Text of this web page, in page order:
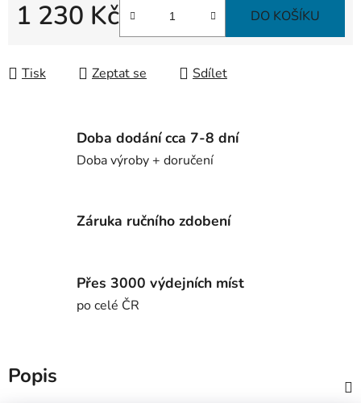
1 230 Kč DO KOŠÍKU
Tisk Zeptat se Sdílet
Doba dodání cca 7-8 dní
Doba výroby + doručení
Záruka ručního zdobení
Přes 3000 výdejních míst
po celé ČR
Popis